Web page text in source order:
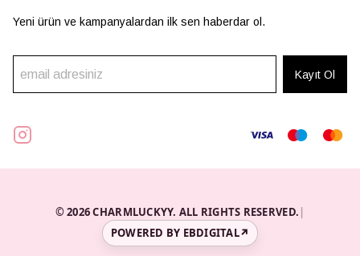
Yeni ürün ve kampanyalardan ilk sen haberdar ol.
Kayıt Ol
© 2026 CHARMLUCKYY. ALL RIGHTS RESERVED. |
POWERED BY EBDIGITAL↗